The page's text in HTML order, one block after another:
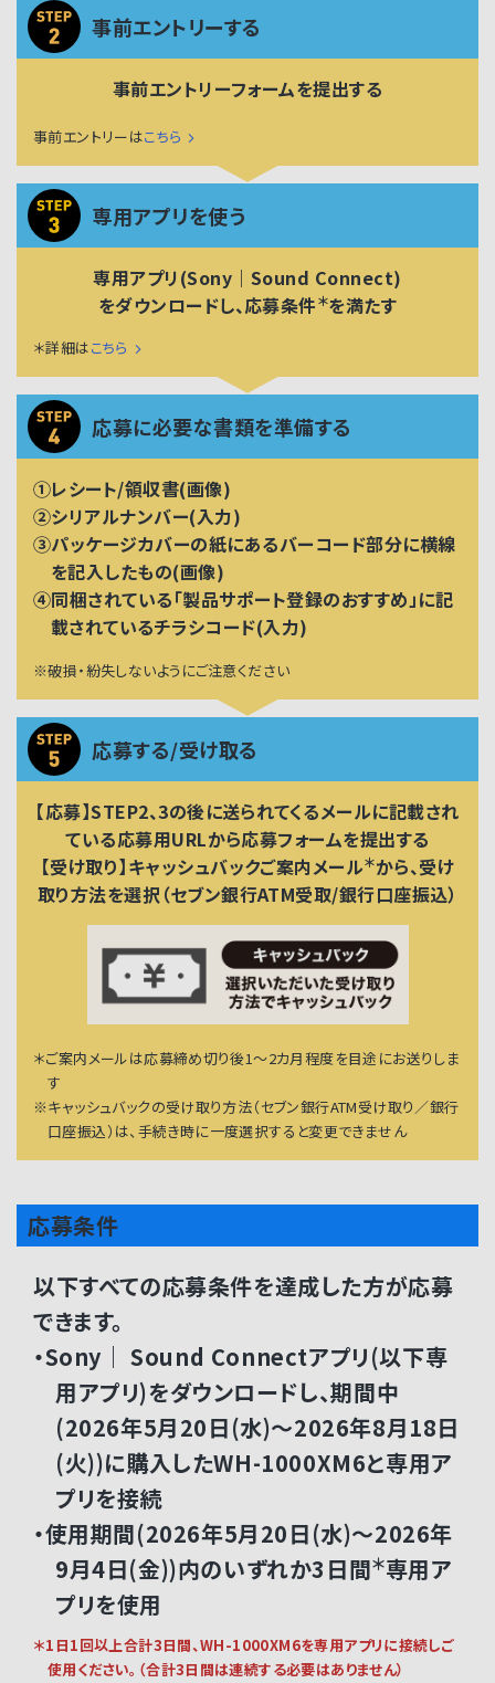
事前エントリーする
事前エントリーフォームを提出する
事前エントリーはこちら
専用アプリを使う
専用アプリ(Sony｜Sound Connect)
をダウンロードし、応募条件＊を満たす
＊詳細はこちら
応募に必要な書類を準備する
①レシート/領収書(画像)
②シリアルナンバー(入力)
③パッケージカバーの紙にあるバーコード部分に横線
を記入したもの(画像)
④同梱されている「製品サポート登録のおすすめ」に記
載されているチラシコード(入力)
※破損・紛失しないようにご注意ください
応募する/受け取る
【応募】STEP2、3の後に送られてくるメールに記載され
ている応募用URLから応募フォームを提出する
【受け取り】キャッシュバックご案内メール＊から、受け
取り方法を選択（セブン銀行ATM受取/銀行口座振込）
＊ご案内メールは応募締め切り後1～2カ月程度を目途にお送りしま
す
※キャッシュバックの受け取り方法（セブン銀行ATM受け取り／銀行
口座振込）は、手続き時に一度選択すると変更できません
応募条件
以下すべての応募条件を達成した方が応募
できます。
・Sony｜ Sound Connectアプリ(以下専
用アプリ)をダウンロードし、期間中
(2026年5月20日(水)～2026年8月18日
(火))に購入したWH-1000XM6と専用ア
プリを接続
・使用期間(2026年5月20日(水)～2026年
9月4日(金))内のいずれか3日間＊専用ア
プリを使用
＊1日1回以上合計3日間、WH-1000XM6を専用アプリに接続しご
使用ください。（合計3日間は連続する必要はありません）